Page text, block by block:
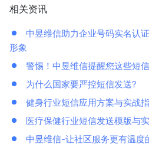
相关资讯
中昱维信助力企业号码实名认
形象
警惕！中昱维信提醒您这些短
为什么国家要严控短信发送?
健身行业短信应用方案与实战
医疗保健行业短信发送模版与
中昱维信-让社区服务更有温度